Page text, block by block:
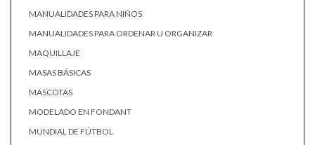
MANUALIDADES PARA NIÑOS
MANUALIDADES PARA ORDENAR U ORGANIZAR
MAQUILLAJE
MASAS BÁSICAS
MASCOTAS
MODELADO EN FONDANT
MUNDIAL DE FÚTBOL